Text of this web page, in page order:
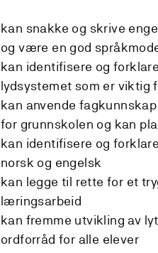
kan snakke og skrive
og være en god
kan identifisere og
lydsystemet som er viktig
kan anvende
for grunnskolen og kan
kan identifisere og
norsk og engelsk
kan legge til rette for et
læringsarbeid
kan fremme utvikling av
ordforråd for alle elever